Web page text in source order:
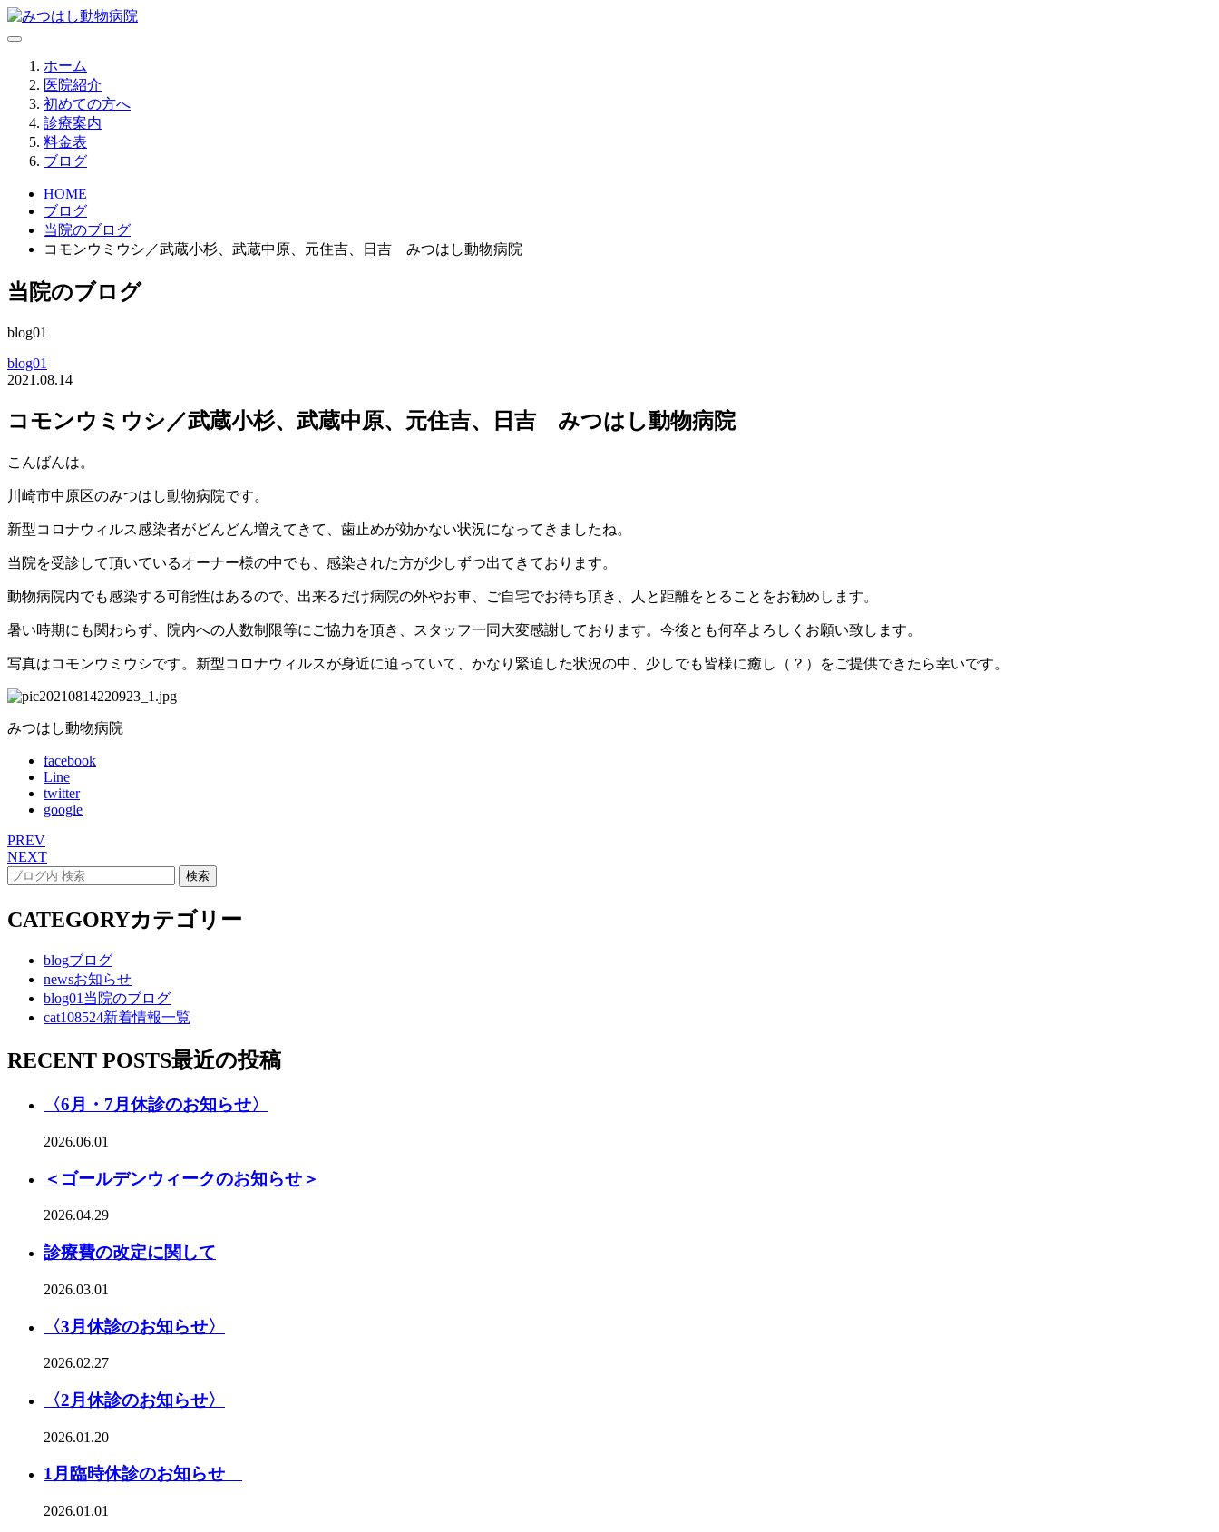
ホーム
医院紹介
初めての方へ
診療案内
料金表
ブログ
HOME
ブログ
当院のブログ
コモンウミウシ／武蔵小杉、武蔵中原、元住吉、日吉 みつはし動物病院
当院のブログ
blog01
blog01
2021.08.14
コモンウミウシ／武蔵小杉、武蔵中原、元住吉、日吉 みつはし動物病院
こんばんは。
川崎市中原区のみつはし動物病院です。
新型コロナウィルス感染者がどんどん増えてきて、歯止めが効かない状況になってきましたね。
当院を受診して頂いているオーナー様の中でも、感染された方が少しずつ出てきております。
動物病院内でも感染する可能性はあるので、出来るだけ病院の外やお車、ご自宅でお待ち頂き、人と距離をとることをお勧めします。
暑い時期にも関わらず、院内への人数制限等にご協力を頂き、スタッフ一同大変感謝しております。今後とも何卒よろしくお願い致します。
写真はコモンウミウシです。新型コロナウィルスが身近に迫っていて、かなり緊迫した状況の中、少しでも皆様に癒し（？）をご提供できたら幸いです。
みつはし動物病院
facebook
Line
twitter
google
PREV
NEXT
CATEGORYカテゴリー
blogブログ
newsお知らせ
blog01当院のブログ
cat108524新着情報一覧
RECENT POSTS最近の投稿
〈6月・7月休診のお知らせ〉
2026.06.01
＜ゴールデンウィークのお知らせ＞
2026.04.29
診療費の改定に関して
2026.03.01
〈3月休診のお知らせ〉
2026.02.27
〈2月休診のお知らせ〉
2026.01.20
1月臨時休診のお知らせ
2026.01.01